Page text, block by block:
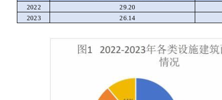
2022
29.20
2023
26.14